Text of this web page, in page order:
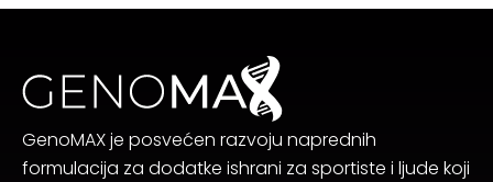
GenoMAX je posvećen razvoju naprednih
formulacija za dodatke ishrani za sportiste i ljude koji